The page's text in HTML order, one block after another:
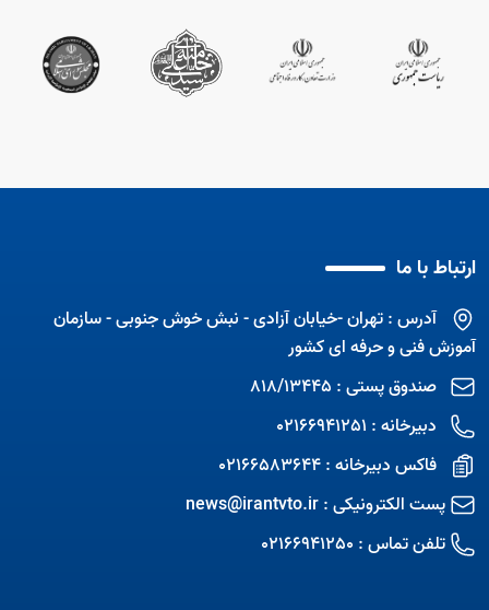
ارتباط با ما
آدرس : تهران -خیابان آزادی - نبش خوش جنوبی - سازمان
آموزش فنی و حرفه ای کشور
صندوق پستی : 818/13445
دبیرخانه : 02166941251
فاکس دبیرخانه : 02166583644
پست الکترونیکی :news@irantvto.ir
تلفن تماس : 02166941250